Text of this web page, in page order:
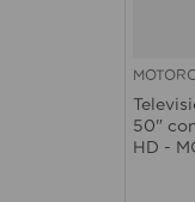
50"
HD -